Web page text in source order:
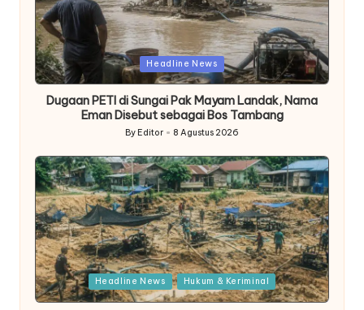
Posted
in
Headline News
Dugaan PETI di Sungai Pak Mayam Landak, Nama
Eman Disebut sebagai Bos Tambang
Posted
By Editor 8 Agustus 2026
Posted
in
Headline News Hukum & Keriminal